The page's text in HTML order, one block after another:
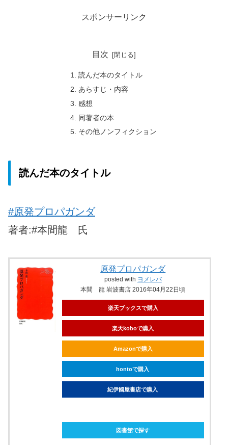
スポンサーリンク
目次
読んだ本のタイトル
あらすじ・内容
感想
同著者の本
その他ノンフィクション
読んだ本のタイトル
#原発プロパガンダ
著者:#本間龍 氏
原発プロパガンダ
posted with ヨメレバ
本間 龍 岩波書店 2016年04月22日頃
楽天ブックスで購入
楽天koboで購入
Amazonで購入
hontoで購入
紀伊國屋書店で購入
図書館で探す